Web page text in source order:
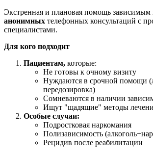
Экстренная и плановая помощь зависимым
анонимных телефонных консультаций с
специалистами.
Для кого подходит
Пациентам, которые:
Не готовы к очному визиту
Нуждаются в срочной помощи
передозировка)
Сомневаются в наличии
Ищут "щадящие" методы
Особые случаи:
Подростковая наркомания
Полизависимость
Рецидив после реабилитации